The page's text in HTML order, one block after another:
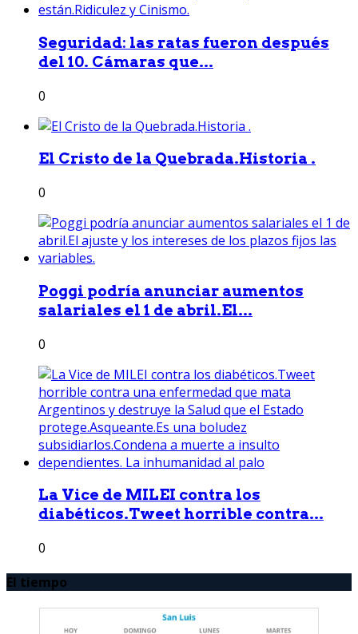
Seguridad: las ratas fueron después
del 10. Cámaras que...
0
El Cristo de la Quebrada.Historia .
0
Poggi podría anunciar aumentos
salariales el 1 de abril.El...
0
La Vice de MILEI contra los
diabéticos.Tweet horrible contra...
0
El tiempo